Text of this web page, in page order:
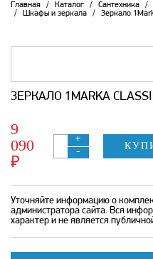
Главная / Каталог / Сантехника /
/
Шкафы и зеркала / Зеркало
ЗЕРКАЛО 1MARKA
9
090
₽
+
-
Уточняйте информацию о
администратора сайта. Вся
характер и не является